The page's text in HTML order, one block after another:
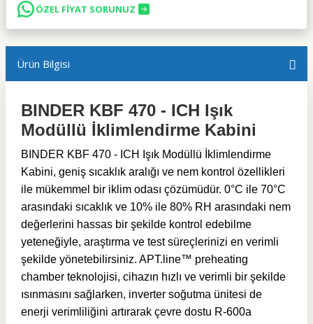
ÖZEL FİYAT SORUNUZ
Ürün Bilgisi
BINDER KBF 470 - ICH Işık
Modüllü İklimlendirme Kabini
BINDER KBF 470 - ICH Işık Modüllü İklimlendirme
Kabini, geniş sıcaklık aralığı ve nem kontrol özellikleri
ile mükemmel bir iklim odası çözümüdür. 0°C ile 70°C
arasındaki sıcaklık ve 10% ile 80% RH arasındaki nem
değerlerini hassas bir şekilde kontrol edebilme
yeteneğiyle, araştırma ve test süreçlerinizi en verimli
şekilde yönetebilirsiniz. APT.line™ preheating
chamber teknolojisi, cihazın hızlı ve verimli bir şekilde
ısınmasını sağlarken, inverter soğutma ünitesi de
enerji verimliliğini artırarak çevre dostu R-600a